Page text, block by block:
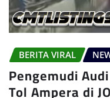
BERITA VIRAL
Pengemudi
Tol Ampera di